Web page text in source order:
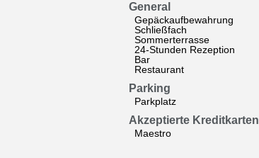
General
Gepäckaufbewahrung
Schließfach
Sommerterrasse
24-Stunden Rezeption
Bar
Restaurant
Parking
Parkplatz
Akzeptierte Kreditkarten
Maestro